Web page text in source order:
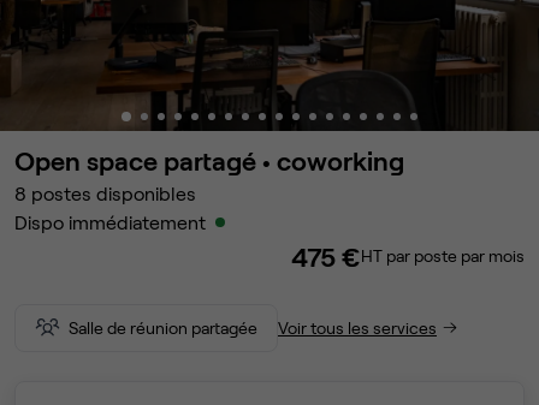
Open space partagé • coworking
8 postes disponibles
Dispo immédiatement
475 €HT par poste par mois
Salle de réunion partagée Voir tous les services